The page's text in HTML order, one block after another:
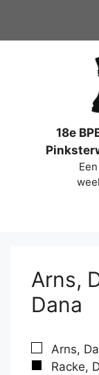
de
18e
Arns,
Dana
Arns,
Racke,